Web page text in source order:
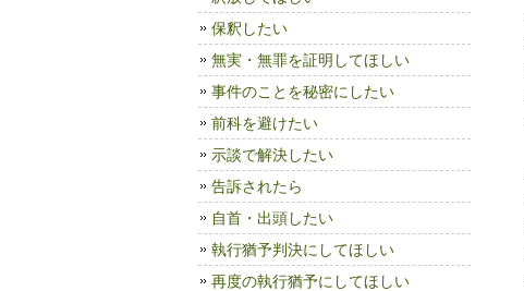
保釈したい
無実・無罪を証明してほしい
事件のことを秘密にしたい
前科を避けたい
示談で解決したい
告訴されたら
自首・出頭したい
執行猶予判決にしてほしい
再度の執行猶予にしてほしい